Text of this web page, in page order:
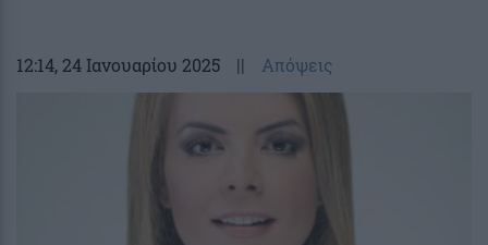
12:14, 24 Ιανουαρίου 2025 || Απόψεις